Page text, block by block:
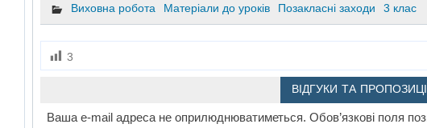
Виховна робота Матеріали до уроків Позакласні заходи 3 клас
3
ВІДГУКИ ТА
Ваша e-mail адреса не оприлюднюватиметься. Обов’язкові поля